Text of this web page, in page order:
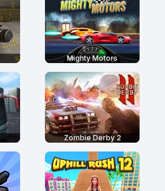
Mighty Motors
Zombie Derby 2